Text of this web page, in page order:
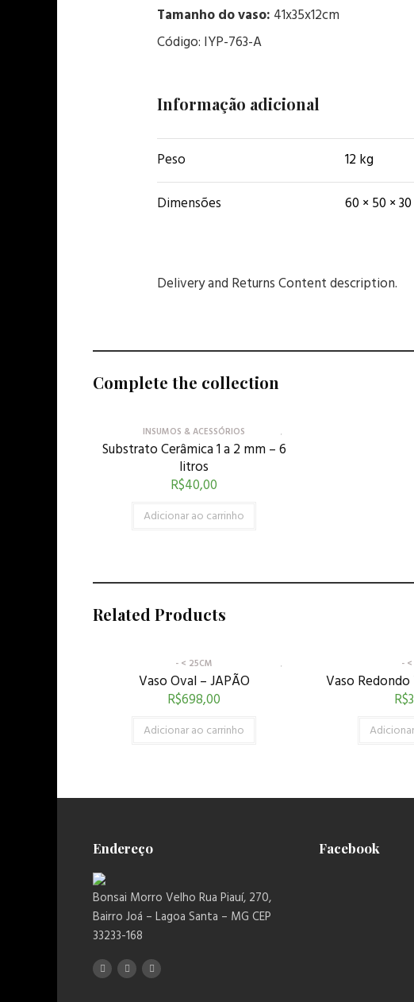
Tamanho do vaso: 41x35x12cm
Código: IYP-763-A
Informação adicional
Peso 12 kg
Dimensões 60 × 50 ×
Delivery and Returns Content description.
Complete the collection
INSUMOS & ACESSÓRIOS
Substrato Cerâmica 1 a 2 mm – 6
litros
R$40,00
Adicionar ao carrinho
Related Products
- < 25CM
Vaso Oval – JAPÃO
R$698,00
Adicionar ao carrinho
-
Vaso
R$
Endereço
Bonsai Morro Velho Rua Piauí, 270,
Bairro Joá – Lagoa Santa – MG CEP
33233-168
Facebook